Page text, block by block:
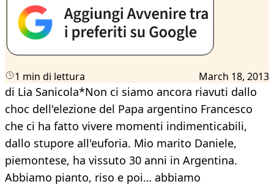
1 min di lettura March 18, 2013
di Lia Sanicola*Non ci siamo ancora riavuti dallo
choc dell'elezione del Papa argentino Francesco
che ci ha fatto vivere momenti indimenticabili,
dallo stupore all'euforia. Mio marito Daniele,
piemontese, ha vissuto 30 anni in Argentina.
Abbiamo pianto, riso e poi… abbiamo